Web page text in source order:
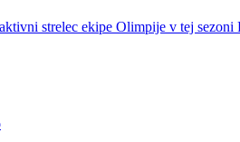
strelec ekipe Olimpije v tej